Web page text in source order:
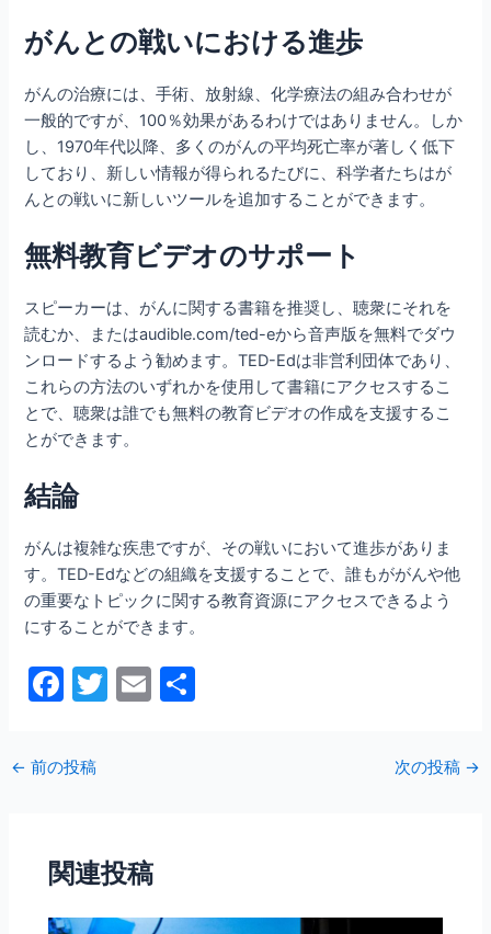
がんとの戦いにおける進歩
がんの治療には、手術、放射線、化学療法の組み合わせが
一般的ですが、100％効果があるわけではありません。しか
し、1970年代以降、多くのがんの平均死亡率が著しく低下
しており、新しい情報が得られるたびに、科学者たちはが
んとの戦いに新しいツールを追加することができます。
無料教育ビデオのサポート
スピーカーは、がんに関する書籍を推奨し、聴衆にそれを
読むか、またはaudible.com/ted-eから音声版を無料でダウ
ンロードするよう勧めます。TED-Edは非営利団体であり、
これらの方法のいずれかを使用して書籍にアクセスするこ
とで、聴衆は誰でも無料の教育ビデオの作成を支援するこ
とができます。
結論
がんは複雑な疾患ですが、その戦いにおいて進歩がありま
す。TED-Edなどの組織を支援することで、誰もががんや他
の重要なトピックに関する教育資源にアクセスできるよう
にすることができます。
F
c
e
o
o
T
E
← 前の投稿 次の投稿 →
関連投稿